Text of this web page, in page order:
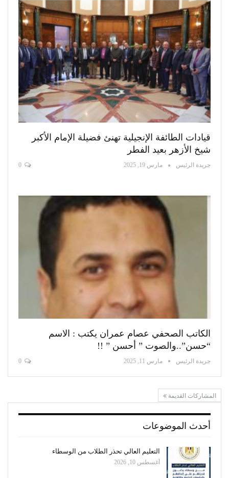
قيادات الطائفة الإنجيلية تهنئ فضيلة الإمام الأكبر
شيخ الأزهر بعيد الفطر
جريدة الرئيس مارس 19, 2025
الكاتب الصحفي عصام عمران يكتب : الاسم
“حسن”..والصوت ” أحسن ” !!
جريدة الرئيس مارس 11, 2025
المشاركات القديمة
أحدث الموضوعات
التعليم العالي تحذر الطلاب من الوسطاء
أغسطس 10, 2026